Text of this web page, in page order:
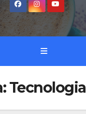
Tecnologia